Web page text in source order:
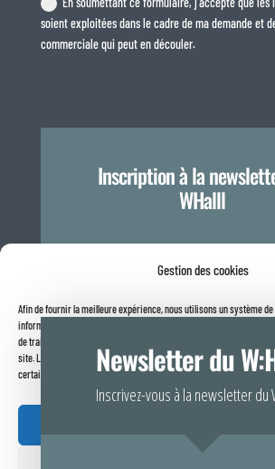
Gestion des cookies
Afin de fournir la meilleure expérience, nous utilisons un système
informations sur votre navigateur internet. Le fait de consentir à
de traiter des données telles que le comportement de navigation ou
site. Le fait de ne pas consentir ou de retirer son consentement
certaines caractéristiques et fonctions.
soient exploitées dans le cadre de ma demande et
commerciale qui peut en découler.
Inscription à la
WHalll
Je m'inscris
Newsletter du
Inscrivez-vous à la newsletter du